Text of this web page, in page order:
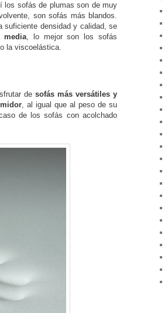
los sofás de plumas son de muy
son sofás más blandos.
suficiente densidad y calidad, se
media, lo mejor son los sofás
la viscoelástica.
de sofás más versátiles y
, al igual que al peso de su
de los sofás con acolchado